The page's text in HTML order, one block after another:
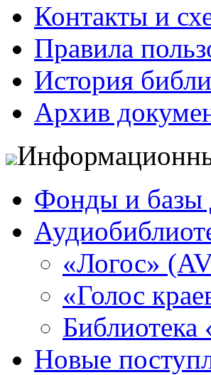
Контакты и
Правила
История
Архив
Фонды и базы
«Логос»
«Голос
Новые